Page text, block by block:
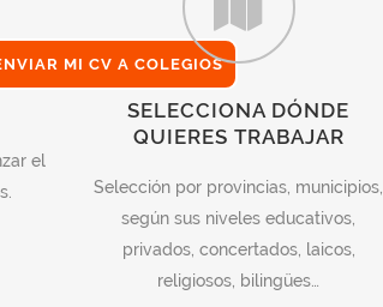
MI CV A COLEGIOS
el
SELECCIONA DÓNDE
QUIERES TRABAJAR
Selección por provincias, municipios,
según sus niveles educativos,
privados, concertados, laicos,
religiosos, bilingües…